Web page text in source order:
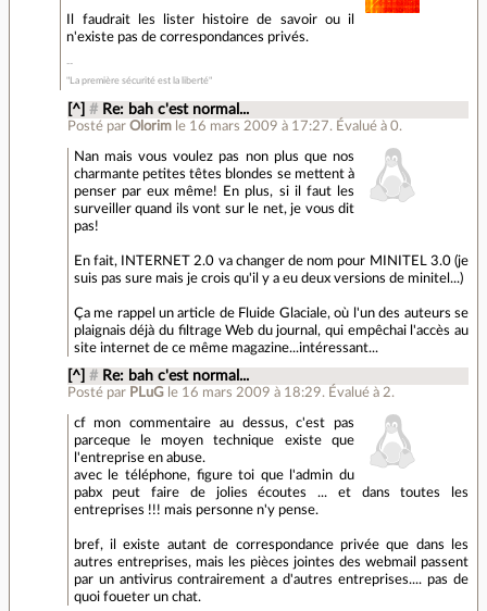
Il faudrait les lister histoire de savoir ou il
n'existe pas de correspondances privés.
"La première sécurité est la liberté"
[^] # Re: bah c'est normal...
Posté par Olorim le 16 mars 2009 à 17:27. Évalué à 0.
Nan mais vous voulez pas non plus que nos
charmante petites têtes blondes se mettent à
penser par eux même! En plus, si il faut les
surveiller quand ils vont sur le net, je vous dit
pas!
En fait, INTERNET 2.0 va changer de nom pour MINITEL 3.0 (je
suis pas sure mais je crois qu'il y a eu deux versions de minitel...)
Ça me rappel un article de Fluide Glaciale, où l'un des auteurs se
plaignais déjà du filtrage Web du journal, qui empêchai l'accès au
site internet de ce même magazine...intéressant...
[^] # Re: bah c'est normal...
Posté par PLuG le 16 mars 2009 à 18:29. Évalué à 2.
cf mon commentaire au dessus, c'est pas
parceque le moyen technique existe que
l'entreprise en abuse.
avec le téléphone, figure toi que l'admin du
pabx peut faire de jolies écoutes ... et dans toutes les
entreprises !!! mais personne n'y pense.
bref, il existe autant de correspondance privée que dans les
autres entreprises, mais les pièces jointes des webmail passent
par un antivirus contrairement a d'autres entreprises.... pas de
quoi foueter un chat.